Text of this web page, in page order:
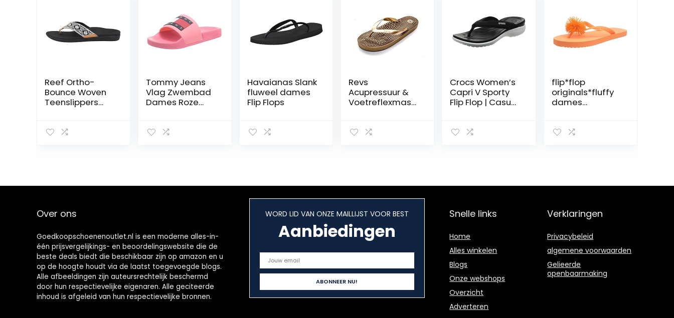
Reef Ortho-
Bounce Woven
Teenslippers
Tommy Jeans
Vlag Zwembad
Dames Roze
Havaianas Slank
fluweel dames
Flip Flops
Revs
Acupressuur &
Voetreflexmass
Teenslippers
Draag voor het
comfort en
natuurlijke
gezondheid.
Crocs Women’s
Capri V Sporty
Flip Flop | Casual
Women voor
flip*flop
originals*fluffy
dames
Over ons
Goedkoopschoenenoutlet.nl is een moderne alles-in-
één prijsvergelijkings- en beoordelingswebsite die de
beste deals biedt die beschikbaar zijn op amazon en u
op de hoogte houdt via de laatst toegevoegde blogs.
Alle afbeeldingen zijn auteursrechtelijk beschermd
door hun respectievelijke eigenaren. Alle geciteerde
inhoud is afgeleid van hun respectievelijke bronnen.
WORD LID VAN ONZE MAILLIJST VOOR BEST
Aanbiedingen
Snelle links
Home
Alles winkelen
Blogs
Onze webshops
Overzicht
Adverteren
Verklaringen
Privacybeleid
algemene voorwaarden
Gelieerde
openbaarmaking